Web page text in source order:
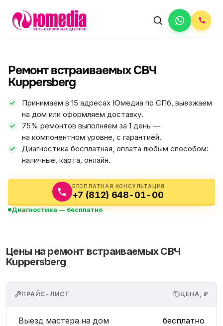
Ремонт встраиваемых СВЧ
Kuppersberg
Принимаем в 15 адресах Юмедиа по СПб, выезжаем
на дом или оформляем доставку.
75% ремонтов выполняем за 1 день —
на компонентном уровне, с гарантией.
Диагностика бесплатная, оплата любым способом:
наличные, карта, онлайн.
БЕСПЛАТНАЯ КОНСУЛЬТАЦИЯ
+7 (812) 648-01-00
Диагностика — бесплатно
ФИКС ЦЕНА
АВТОРИЗОВАННЫЙ СЕРВИС
Цены на ремонт встраиваемых СВЧ
Kuppersberg
ПРАЙС-ЛИСТ ЦЕНА, ₽
Выезд мастера на дом бесплатно